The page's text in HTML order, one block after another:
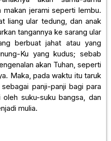
jerami seperti lembu.
liang ular tedung, dan anak
tangannya ke sarang ular
berbuat jahat atau yang
Ku yang kudus; sebab
akan Tuhan, seperti
Maka, pada waktu itu taruk
panji-panji bagi para
suku-suku bangsa, dan
mulia.